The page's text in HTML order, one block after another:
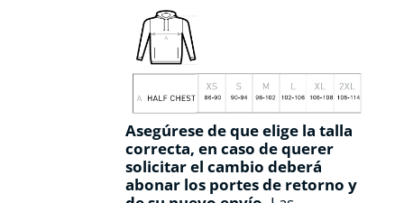
Asegúrese de que elige la talla
correcta, en caso de querer
solicitar el cambio deberá
abonar los portes de retorno y